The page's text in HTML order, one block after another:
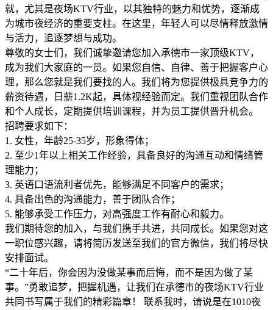
就，尤其是夜场KTV行业，以其独特的魅力和优势，逐渐成
为城市夜经济的重要支柱。在这里，年轻人可以尽情释放激情
与活力，追逐梦想与成功。
尊敬的女士们，我们诚挚邀请您加入承德市一家顶级KTV，
成为我们大家庭的一员。如果您自信、自律、善于把握客户心
理，那么您就是我们要找的人。我们将为您提供极具竞争力的
薪资待遇，日薪1.2K起，具体视经验而定。我们重视团队合作
和个人成长，定期提供培训课程，并为员工提供晋升机会。
招聘要求如下：
1. 女性，年龄25-35岁，形象得体；
2. 至少1年以上相关工作经验，具备良好的沟通互动和情绪管
理能力；
3. 英语口语流利者优先，能够满足不同客户的需求；
4. 具备出色的沟通能力，善于团队合作；
5. 能够承受工作压力，对高强度工作有耐心和毅力。
我们期待您的加入，与我们携手共进，共同成长。如果您对这
一职位感兴趣，请将简历发送至我们的官方微信，我们将尽快
安排面试。
“二十年后，你会因为没做某事而后悔，而不是因为做了某
事。”勇敢追梦，把握机遇，让我们在承德市的夜场KTV行业
共同书写属于我们的精彩篇章！ 联系我时，请说是在1010夜